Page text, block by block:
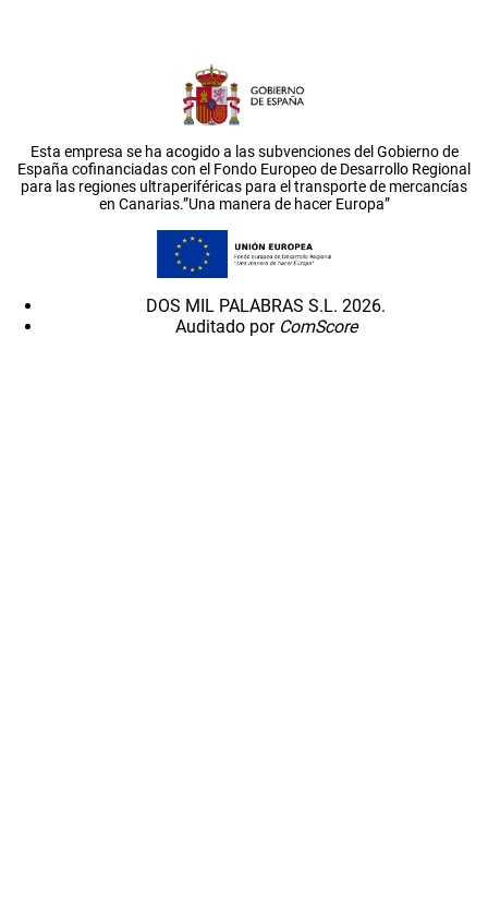
Esta empresa se ha acogido a las subvenciones del Gobierno de
España cofinanciadas con el Fondo Europeo de Desarrollo Regional
para las regiones ultraperiféricas para el transporte de mercancías
en Canarias.”Una manera de hacer Europa”
DOS MIL PALABRAS S.L. 2026.
Auditado por ComScore